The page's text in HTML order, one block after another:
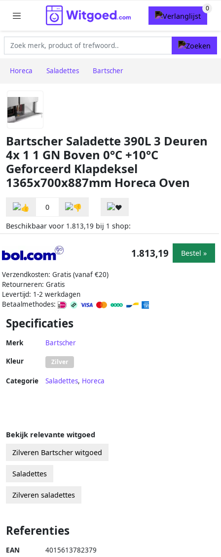
Horeca Saladettes Bartscher
Bartscher Saladette 390L 3 Deuren
4x 1 1 GN Boven 0°C +10°C
Geforceerd Klapdeksel
1365x700x887mm Horeca Oven
0
Beschikbaar voor 1.813,19 bij 1 shop:
Verzendkosten: Gratis (vanaf €20)
Retourneren: Gratis
Levertijd: 1-2 werkdagen
Betaalmethodes:
1.813,19 Bestel »
Specificaties
Merk Bartscher
Kleur Zilver
Categorie Saladettes, Horeca
Bekijk relevante witgoed
Zilveren Bartscher witgoed
Saladettes
Zilveren saladettes
Referenties
EAN 4015613782379